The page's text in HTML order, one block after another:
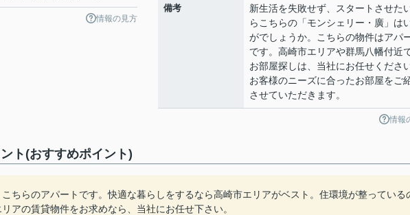
情報の見方
備考
新生活を失敗せず、スタートさせた
らこちらの「モンシェリー・廣」は
がでしょうか。こちらの物件はアパ
です。高崎市エリアや群馬八幡付近
お部屋探しは、当社にお任せください
お客様のニーズに合ったお部屋をご
させていただきます。
情報
ト(おすすめポイント)
ちらのアパートです。快適な暮らしをするなら高崎市エリアがベスト。住環境が整っている
アの賃貸物件をお求めなら、当社にお任せ下さい。